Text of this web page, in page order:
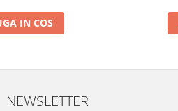
IN COS
NEWSLETTER